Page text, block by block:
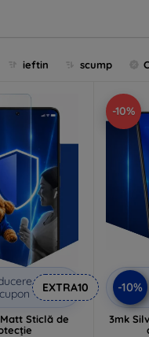
ieftin scump
EXTRA10
Sticlă de
-10%
-10%
3mk